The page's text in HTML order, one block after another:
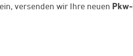
versenden wir Ihre neuen